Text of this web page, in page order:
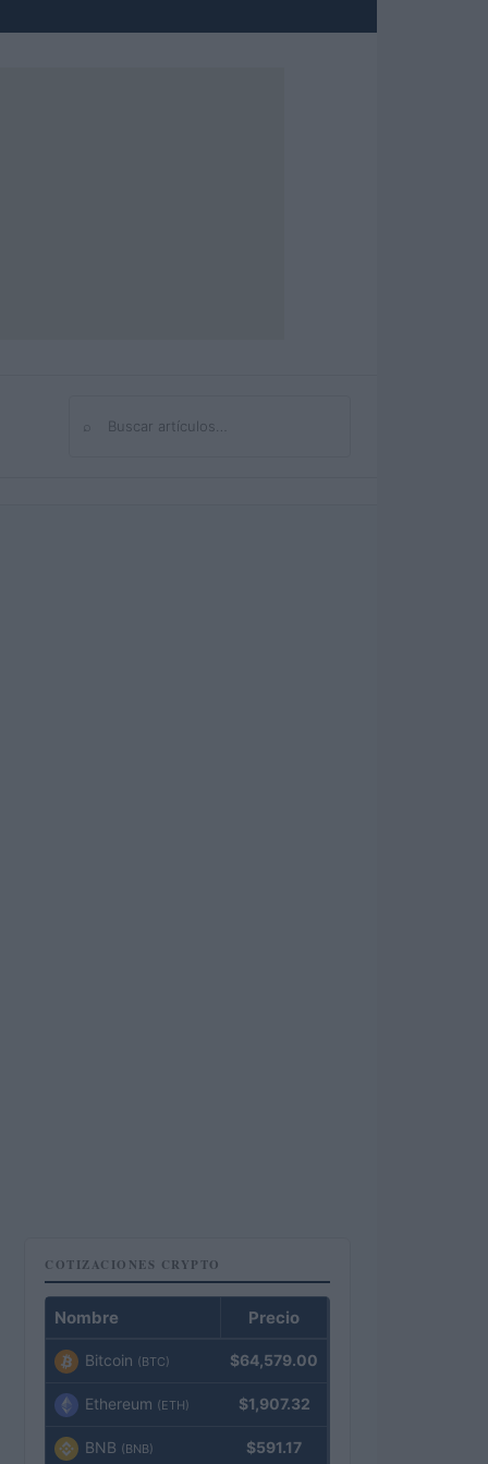
Buscar
COTIZACIONES CRYPTO
Nombre Precio
Bitcoin (BTC) $64,579.00
Ethereum (ETH) $1,907.32
BNB (BNB) $591.17